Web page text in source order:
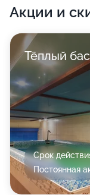
Акции и
Тёплый
Срок
Постоянная